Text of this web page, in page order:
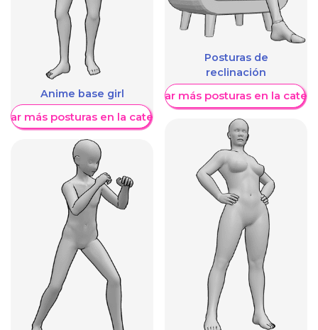
Anime base girl
más posturas en la categoría
Posturas de
reclinación
Mostrar más posturas en la